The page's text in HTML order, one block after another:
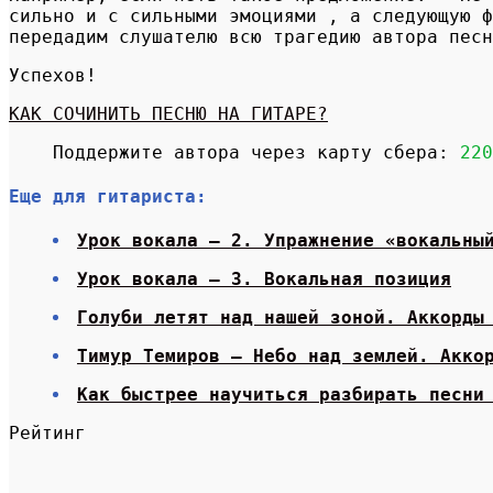
сильно и с сильными эмоциями , а следующую
передадим слушателю всю трагедию автора
Успехов!
КАК СОЧИНИТЬ ПЕСНЮ НА ГИТАРЕ?
Поддержите автора через карту сбера:
Еще для гитариста:
Урок вокала — 2. Упражнение
Урок вокала — 3. Вокальная позиция
Голуби летят над нашей зоной. Аккорды
Тимур Темиров — Небо над землей.
Как быстрее научиться разбирать
Рейтинг